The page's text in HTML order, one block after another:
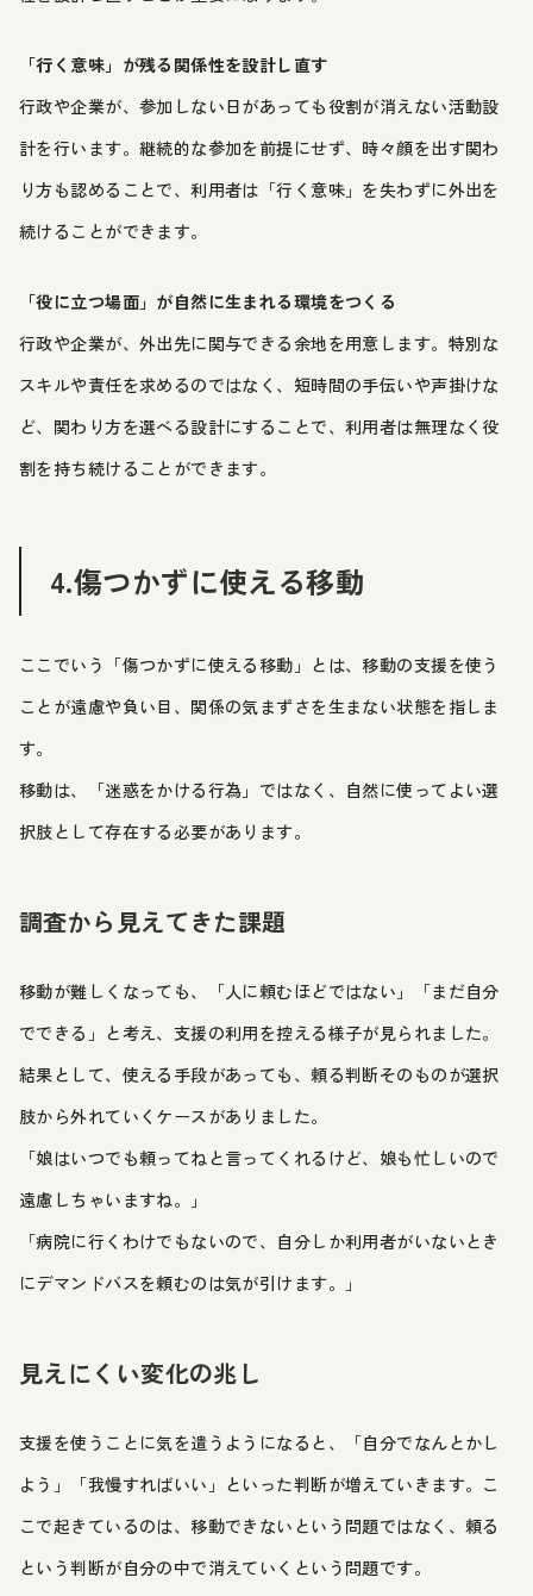
「行く意味」が残る関係性を設計し直す
行政や企業が、参加しない日があっても役割が消えない活動設
計を行います。継続的な参加を前提にせず、時々顔を出す関わ
り方も認めることで、利用者は「行く意味」を失わずに外出を
続けることができます。
「役に立つ場面」が自然に生まれる環境をつくる
行政や企業が、外出先に関与できる余地を用意します。特別な
スキルや責任を求めるのではなく、短時間の手伝いや声掛けな
ど、関わり方を選べる設計にすることで、利用者は無理なく役
割を持ち続けることができます。
4.傷つかずに使える移動
ここでいう「傷つかずに使える移動」とは、移動の支援を使う
ことが遠慮や負い目、関係の気まずさを生まない状態を指しま
す。
移動は、「迷惑をかける行為」ではなく、自然に使ってよい選
択肢として存在する必要があります。
調査から見えてきた課題
移動が難しくなっても、「人に頼むほどではない」「まだ自分
でできる」と考え、支援の利用を控える様子が見られました。
結果として、使える手段があっても、頼る判断そのものが選択
肢から外れていくケースがありました。
「娘はいつでも頼ってねと言ってくれるけど、娘も忙しいので
遠慮しちゃいますね。」
「病院に行くわけでもないので、自分しか利用者がいないとき
にデマンドバスを頼むのは気が引けます。」
見えにくい変化の兆し
支援を使うことに気を遣うようになると、「自分でなんとかし
よう」「我慢すればいい」といった判断が増えていきます。こ
こで起きているのは、移動できないという問題ではなく、頼る
という判断が自分の中で消えていくという問題です。